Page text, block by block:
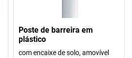
Poste de barreira em
plástico
com encaixe de solo, amovível